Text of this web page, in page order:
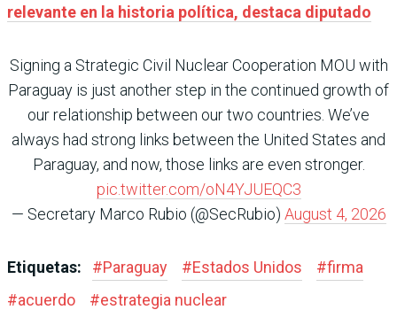
relevante en la historia política, destaca diputado
Signing a Strategic Civil Nuclear Cooperation MOU with
Paraguay is just another step in the continued growth of
our relationship between our two countries. We’ve
always had strong links between the United States and
Paraguay, and now, those links are even stronger.
pic.twitter.com/oN4YJUEQC3
— Secretary Marco Rubio (@SecRubio) August 4, 2026
Etiquetas: #Paraguay #Estados Unidos #firma
#acuerdo #estrategia nuclear